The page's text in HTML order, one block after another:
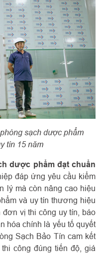
sạch dược phẩm
tín 15 năm
dược phẩm đạt chuẩn
đáp ứng yêu cầu kiểm
lý mà còn nâng cao hiệu
và uy tín thương hiệu
vị thi công uy tín, báo
hóa chính là yếu tố quyết
Sạch Bảo Tín cam kết
công đúng tiến độ, giá